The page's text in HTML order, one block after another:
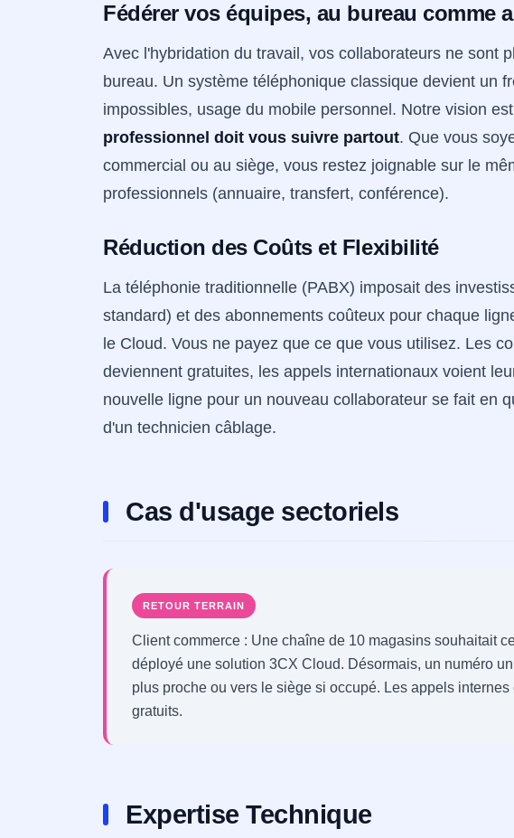
Fédérer vos équipes, au bureau comme
Avec l'hybridation du travail, vos collaborateurs ne sont
bureau. Un système téléphonique classique devient un
impossibles, usage du mobile personnel. Notre vision
professionnel doit vous suivre partout. Que vous
commercial ou au siège, vous restez joignable sur le
professionnels (annuaire, transfert, conférence).
Réduction des Coûts et Flexibilité
La téléphonie traditionnelle (PABX) imposait des
standard) et des abonnements coûteux pour chaque
le Cloud. Vous ne payez que ce que vous utilisez. Les
deviennent gratuites, les appels internationaux voient
nouvelle ligne pour un nouveau collaborateur se fait en
d'un technicien câblage.
Cas d'usage sectoriels
RETOUR TERRAIN
Client commerce : Une chaîne de 10 magasins souhaitait
déployé une solution 3CX Cloud. Désormais, un numéro
plus proche ou vers le siège si occupé. Les appels
gratuits.
Expertise Technique